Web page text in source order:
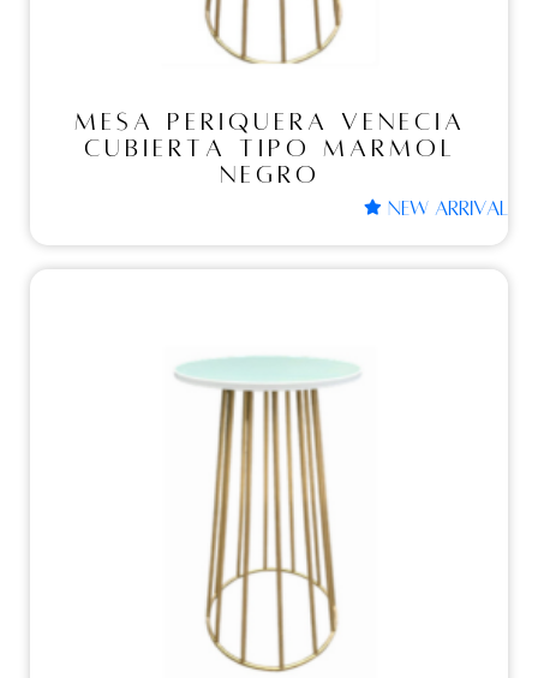
MESA PERIQUERA VENECIA
CUBIERTA TIPO MARMOL
NEGRO
NEW ARRIVAL
MESA PERIQUERA
VENECIA CUBIERTA
CRISTAL BLANCO